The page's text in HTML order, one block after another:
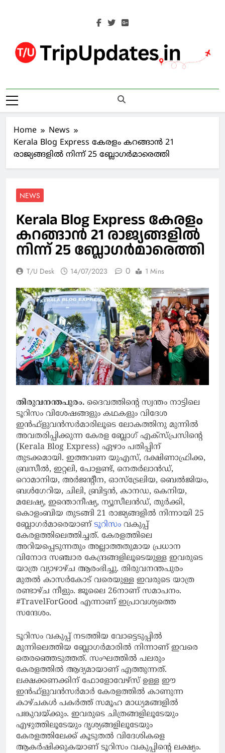
Trip Updates
Home
News
Kerala Blog Express കേരളം കറങ്ങാന്‍ 21
രാജ്യങ്ങളില്‍ നിന്ന് 25 ബ്ലോഗര്‍മാരെത്തി
NEWS
Kerala Blog Express കേരളം
കറങ്ങാന്‍ 21 രാജ്യങ്ങളില്‍
നിന്ന് 25 ബ്ലോഗര്‍മാരെത്തി
T/U Desk 14/07/2023 0 1 Mins
തിരുവനന്തപുരം. ദൈവത്തിന്റെ സ്വന്തം നാട്ടിലെ
ടൂറിസം വിശേഷങ്ങളും കഥകളും വിദേശ
ഇന്‍ഫ്‌ളുവന്‍സര്‍മാരിലൂടെ ലോകത്തിനു മുന്നില്‍
അവതരിപ്പിക്കുന്ന കേരള ബ്ലോഗ് എക്‌സ്പ്രസിന്റെ
(Kerala Blog Express) ഏഴാം പതിപ്പിന്
തുടക്കമായി. ഇത്തവണ യുഎസ്, ദക്ഷിണാഫ്രിക്ക,
ബ്രസീല്‍, ഇറ്റലി, പോളണ്ട്, നെതര്‍ലാന്‍ഡ്,
റൊമാനിയ, അര്‍ജന്റീന, ഓസ്ട്രേലിയ, ബെല്‍ജിയം,
ബള്‍ഗേറിയ, ചിലി, ബ്രിട്ടൻ, കാനഡ, കെനിയ,
മലേഷ്യ, ഇന്തൊനീഷ്യ, ന്യൂസീലന്‍ഡ്, തുര്‍ക്കി,
കൊളംബിയ തുടങ്ങി 21 രാജ്യങ്ങളില്‍ നിന്നായി 25
ബ്ലോഗര്‍മാരെയാണ് ടൂറിസം വകുപ്പ്
കേരളത്തിലെത്തിച്ചത്. കേരളത്തിലെ
അറിയപ്പെടുന്നതും അല്ലാത്തതുമായ പ്രധാന
വിനോദ സഞ്ചാര കേന്ദ്രങ്ങളിലൂടെയുള്ള ഇവരുടെ
യാത്ര വ്യാഴാഴ്ച ആരംഭിച്ചു. തിരുവനന്തപുരം
മുതല്‍ കാസര്‍കോട് വരെയുള്ള ഇവരുടെ യാത്ര
രണ്ടാഴ്ച നീളും. ജൂലൈ 26നാണ് സമാപനം.
#TravelForGood എന്നാണ് ഇപ്രാവശ്യത്തെ
സന്ദേശം.
ടൂറിസം വകുപ്പ് നടത്തിയ വോട്ടെടുപ്പില്‍
മുന്നിലെത്തിയ ബ്ലോഗര്‍മാരില്‍ നിന്നാണ് ഇവരെ
തെരഞ്ഞെടുത്തത്. സംഘത്തില്‍ പലരും
കേരളത്തില്‍ ആദ്യമായാണ് എത്തുന്നത്.
ലക്ഷക്കണക്കിന് ഫോളോവേഴ്‌സ് ഉള്ള ഈ
ഇന്‍ഫ്‌ളുവന്‍സര്‍മാര്‍ കേരളത്തില്‍ കാണുന്ന
കാഴ്ചകള്‍ പകര്‍ത്ത് സമൂഹ മാധ്യമങ്ങളില്‍
പങ്കുവയ്ക്കും. ഇവരുടെ ചിത്രങ്ങളിലൂടേയും
എഴുത്തിലൂടേയും ദൃശ്യങ്ങളിലൂടേയും
കേരളത്തിലേക്ക് കൂടുതല്‍ വിദേശികളെ
ആകര്‍ഷിക്കുകയാണ് ടൂറിസം വകുപ്പിന്റെ ലക്ഷ്യം.